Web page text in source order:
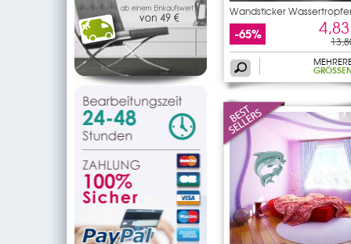
Wandsticker
-65%
GRÖSSEN